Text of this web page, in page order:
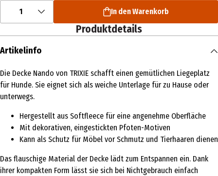
1 In den Warenkorb
Produktdetails
Artikelinfo
Die Decke Nando von TRIXIE schafft einen gemütlichen Liegeplatz
für Hunde. Sie eignet sich als weiche Unterlage für zu Hause oder
unterwegs.
Hergestellt aus Softfleece für eine angenehme Oberfläche
Mit dekorativen, eingestickten Pfoten-Motiven
Kann als Schutz für Möbel vor Schmutz und Tierhaaren dienen
Das flauschige Material der Decke lädt zum Entspannen ein. Dank
ihrer kompakten Form lässt sie sich bei Nichtgebrauch einfach